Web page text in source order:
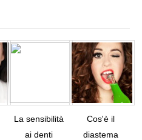
La sensibilità
ai denti
Cos'è il
diastema